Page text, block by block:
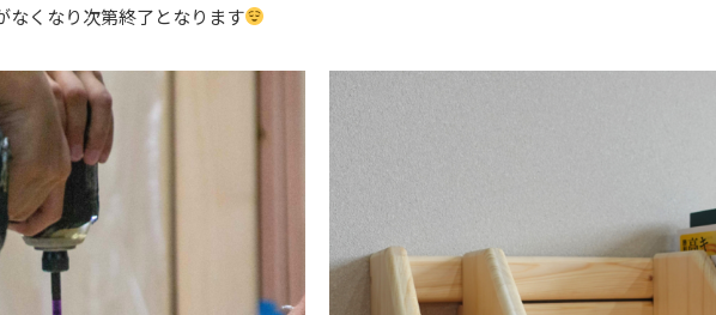
くなり次第終了となります